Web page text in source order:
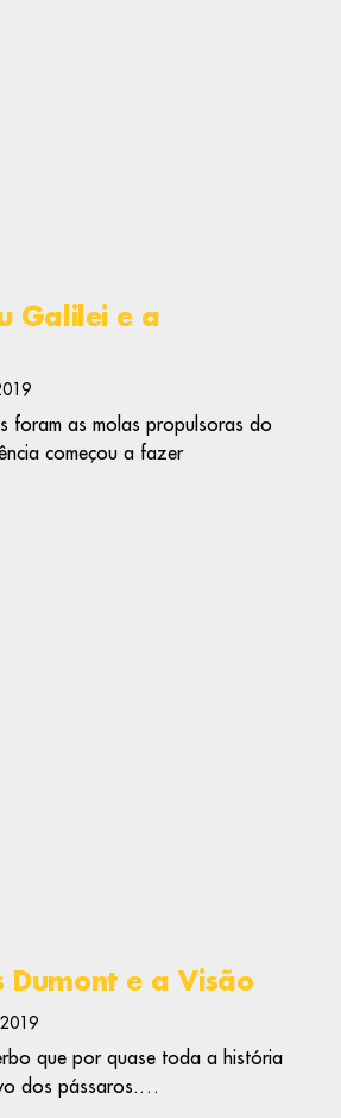
Galilei e a
foram as molas propulsoras do
começou a fazer
Dumont e a Visão
que por quase toda a história
dos pássaros.…